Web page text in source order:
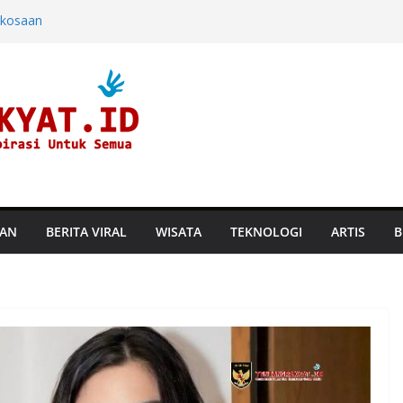
dan
di Hayam
Perusahaan
BERITA VIRAL WISATA TEKNOLOGI ARTIS